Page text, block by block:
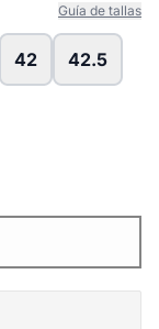
Guía de tallas
42 42.5